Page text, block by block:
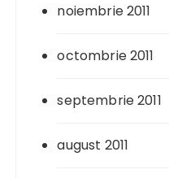
noiembrie 2011
octombrie 2011
septembrie 2011
august 2011